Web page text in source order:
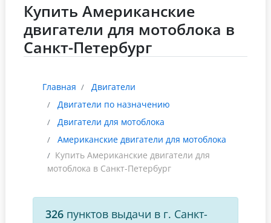
Купить Американские
двигатели для мотоблока в
Санкт-Петербург
Главная
Двигатели
Двигатели по назначению
Двигатели для мотоблока
Американские двигатели для мотоблока
Купить Американские двигатели для
мотоблока в Санкт-Петербург
326 пунктов выдачи в г. Санкт-